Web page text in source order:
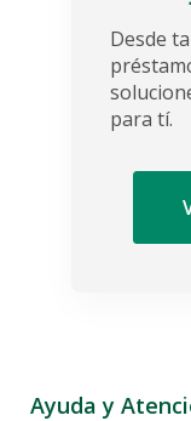
Desde
para tí.
Ayuda y